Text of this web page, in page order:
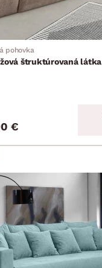
pohovka
štruktúrovaná látka
€